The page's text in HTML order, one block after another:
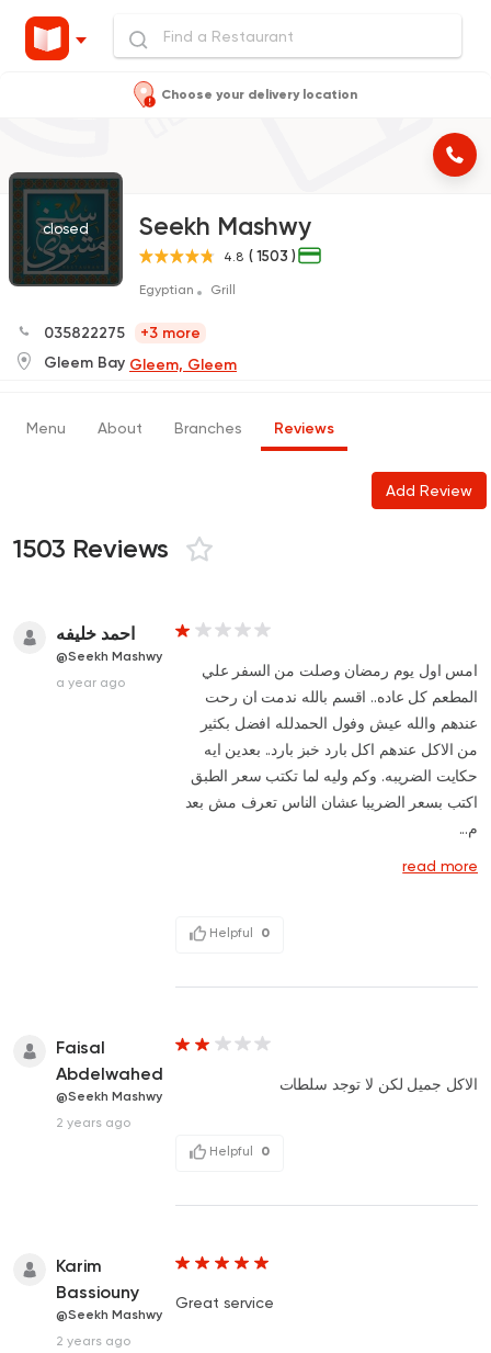
Choose your delivery location
closed Seekh Mashwy
4.8 ( 1503 )
Egyptian Grill
035822275
+3 more
Gleem Bay Gleem, Gleem
Menu About Branches Reviews
Add Review
1503 Reviews
احمد خليفه
@Seekh Mashwy
a year ago
امس اول يوم رمضان وصلت من السفر علي
المطعم كل عاده.. اقسم بالله ندمت ان رحت
عندهم والله عيش وفول الحمدلله افضل بكثير
من الاكل عندهم اكل بارد خبز بارد.. بعدين ايه
حكايت الضريبه. وكم وليه لما تكتب سعر الطبق
اكتب بسعر الضريبا عشان الناس تعرف مش بعد
م...
read more
Helpful 0
Faisal
Abdelwahed
@Seekh Mashwy
2 years ago
الاكل جميل لكن لا توجد سلطات
Helpful 0
Karim
Bassiouny
@Seekh Mashwy
2 years ago
Great service